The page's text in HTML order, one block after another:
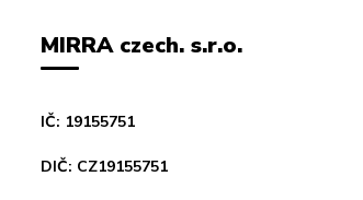
MIRRA czech. s.r.o.
IČ: 19155751
DIČ: CZ19155751